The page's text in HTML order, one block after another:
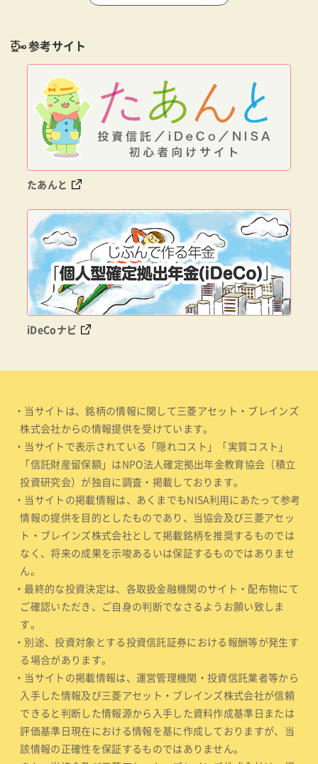
参考サイト
たあんと
iDeCoナビ
・当サイトは、銘柄の情報に関して三菱アセット・ブレインズ
株式会社からの情報提供を受けています。
・当サイトで表示されている「隠れコスト」「実質コスト」
「信託財産留保額」はNPO法人確定拠出年金教育協会（積立
投資研究会）が独自に調査・掲載しております。
・当サイトの掲載情報は、あくまでもNISA利用にあたって参考
情報の提供を目的としたものであり、当協会及び三菱アセッ
ト・ブレインズ株式会社として掲載銘柄を推奨するものでは
なく、将来の成果を示唆あるいは保証するものではありませ
ん。
・最終的な投資決定は、各取扱金融機関のサイト・配布物にて
ご確認いただき、ご自身の判断でなさるようお願い致しま
す。
・別途、投資対象とする投資信託証券における報酬等が発生す
る場合があります。
・当サイトの掲載情報は、運営管理機関・投資信託業者等から
入手した情報及び三菱アセット・ブレインズ株式会社が信頼
できると判断した情報源から入手した資料作成基準日または
評価基準日現在における情報を基に作成しておりますが、当
該情報の正確性を保証するものではありません。